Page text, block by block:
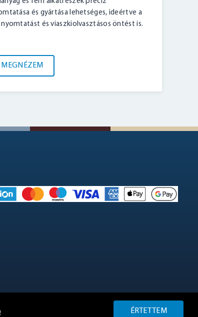
ÉRTETTEM
és gyártása lehetséges, ideértve a
nyomtatást és viaszkiolvasztásos öntést is.
MEGNÉZEM